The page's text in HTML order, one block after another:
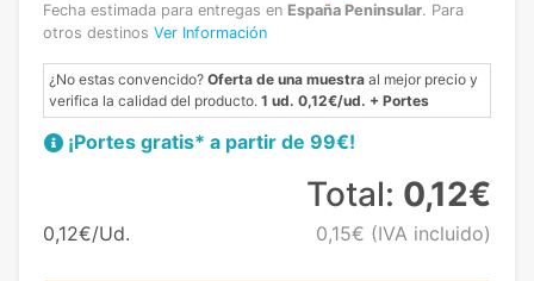
Fecha estimada para entregas en España Peninsular. Para
otros destinos Ver Información
¿No estas convencido? Oferta de una muestra al mejor precio y
verifica la calidad del producto. 1 ud. 0,12€/ud. + Portes
¡Portes gratis* a partir de 99€!
0,12€/Ud.
Total: 0,12€
0,15€ (IVA incluido)